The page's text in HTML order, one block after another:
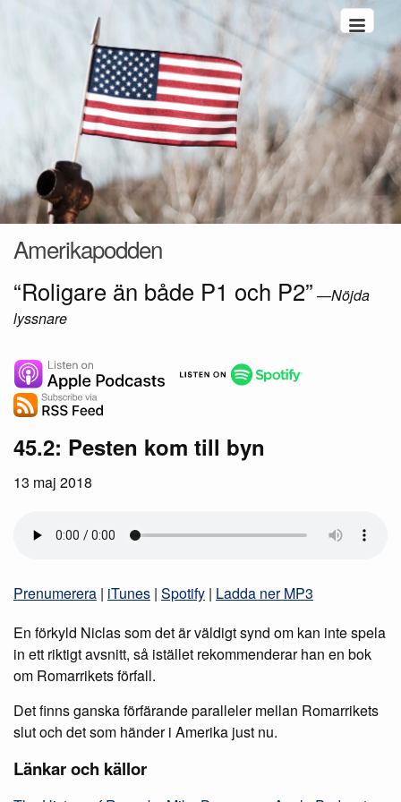
Amerikapodden
“Roligare än både P1 och P2” —Nöjda
lyssnare
45.2: Pesten kom till byn
13 maj 2018
Prenumerera | iTunes | Spotify | Ladda ner MP3
En förkyld Niclas som det är väldigt synd om kan inte spela
in ett riktigt avsnitt, så istället rekommenderar han en bok
om Romarrikets förfall.
Det finns ganska förfärande paralleler mellan Romarrikets
slut och det som händer i Amerika just nu.
Länkar och källor